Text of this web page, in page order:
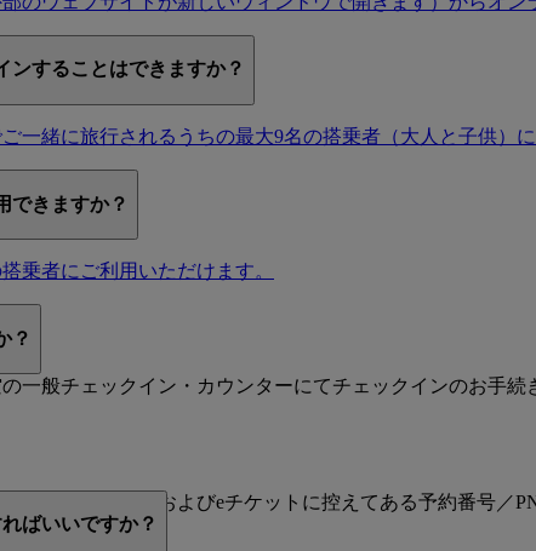
ンすることはできますか？
一緒に旅行されるうちの最大9名の搭乗者（大人と子供）
できますか？
乗者にご利用いただけます。
？
一般チェックイン・カウンターにてチェックインのお手続
お客様の名字、およびeチケットに控えてある予約番号／
ばいいですか？